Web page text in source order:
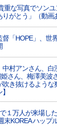
貴重な写真でソン
がとう」（動画
督「HOPE」、世
村アンさん、白
姫さん、梅澤美
吹き抜けるよう
で１万人が来場し
末KOREA ハップ